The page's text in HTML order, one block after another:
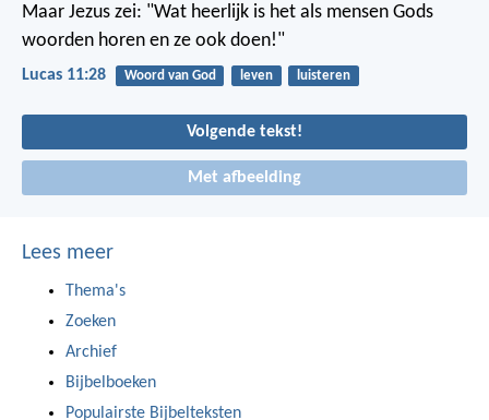
Maar Jezus zei: "Wat heerlijk is het als mensen Gods
woorden horen en ze ook doen!"
Lucas 11:28 Woord van God leven luisteren
Volgende tekst!
Met afbeelding
Lees meer
Thema's
Zoeken
Archief
Bijbelboeken
Populairste Bijbelteksten